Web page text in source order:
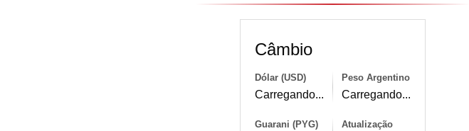
Câmbio
Dólar (USD)
Carregando...
Peso Argentino
Carregando...
Guarani (PYG) Atualização